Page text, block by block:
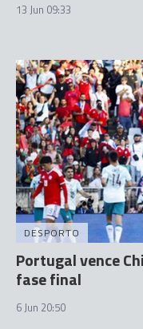
13 Jun 09:33
DESPORTO
Portugal vence
fase final
6 Jun 20:50